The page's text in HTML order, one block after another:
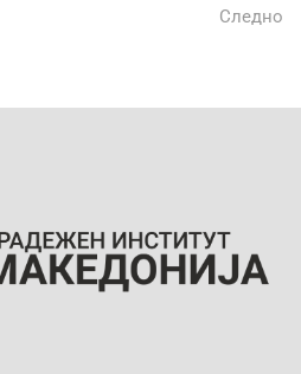
Следно